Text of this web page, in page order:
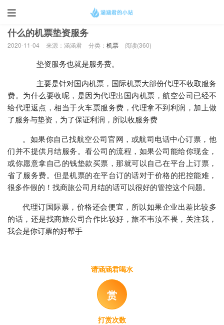
当前位置：
什么的机票垫资服务
2020-11-04 来源：涵涵君 分类： 机票 阅读(360)
垫资服务也就是服务费。
主要是针对国内机票，国际机票大部份代理不收取服务
费。为什么要收呢，是因为代理出国内机票，航空公司已经不
给代理返点，相当于火车票服务费，代理拿不到利润，加上做
了服务与垫资，为了保证利润，所以收服务费
。如果你自己找航空公司官网，或航司电话中心订票，他
们并不提供月结服务。看公司的流程，如果公司能给你现金，
或你愿意拿自己的钱垫款买票，那就可以自己在平台上订票，
省了服务费。但是机票的在平台订的话对于价格的把控能难，
很多作假的！找商旅公司月结的话可以很好的管控这个问题。
代理订国际票，价格还会便宜，所以如果企业出差比较多
的话，还是找商旅公司合作比较好，旅不韦汝不畏，关注我，
我会是你订票的好帮手
请涵涵君喝水
赏
打赏次数